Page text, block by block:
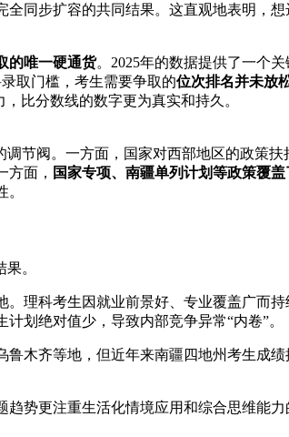
同步扩容的共同结果。这直观地表明，
的唯一硬通货。2025年的数据提供了一个
取门槛，考生需要争取的位次排名并未放
比分数线的数字更为真实和持久。
节阀。一方面，国家对西部地区的政策
方面， 国家专项、南疆单列计划等政策覆
。
。理科考生因就业前景好、专业覆盖广而
划绝对值少，导致内部竞争异常“内卷”。
木齐等地，但近年来南疆四地州考生成
趋势更注重生活化情境应用和综合思维能